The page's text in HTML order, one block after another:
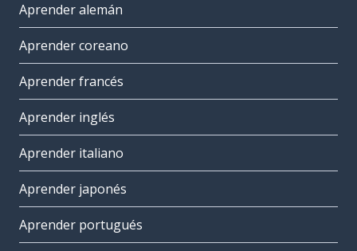
Aprender alemán
Aprender coreano
Aprender francés
Aprender inglés
Aprender italiano
Aprender japonés
Aprender portugués